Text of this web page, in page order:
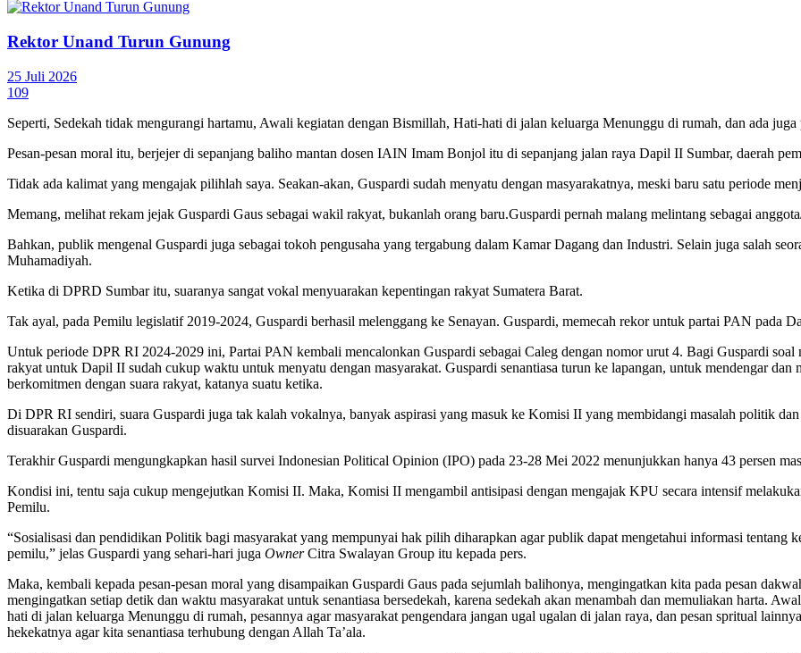
Rektor Unand Turun Gunung
25 Juli 2026
109
Seperti, Sedekah tidak mengurangi hartamu, Awali kegiatan dengan Bismillah, Hati-hati di jalan keluarga Menunggu di rumah, dan ada
Pesan-pesan moral itu, berjejer di sepanjang baliho mantan dosen IAIN Imam Bonjol itu di sepanjang jalan raya Dapil II Sumbar, daerah
Tidak ada kalimat yang mengajak pilihlah saya. Seakan-akan, Guspardi sudah menyatu dengan masyarakatnya, meski baru satu periode
Memang, melihat rekam jejak Guspardi Gaus sebagai wakil rakyat, bukanlah orang baru.Guspardi pernah malang melintang sebagai
Bahkan, publik mengenal Guspardi juga sebagai tokoh pengusaha yang tergabung dalam Kamar Dagang dan Industri. Selain juga salah
Muhamadiyah.
Ketika di DPRD Sumbar itu, suaranya sangat vokal menyuarakan kepentingan rakyat Sumatera Barat.
Tak ayal, pada Pemilu legislatif 2019-2024, Guspardi berhasil melenggang ke Senayan. Guspardi, memecah rekor untuk partai PAN pada
Untuk periode DPR RI 2024-2029 ini, Partai PAN kembali mencalonkan Guspardi sebagai Caleg dengan nomor urut 4. Bagi Guspardi
rakyat untuk Dapil II sudah cukup waktu untuk menyatu dengan masyarakat. Guspardi senantiasa turun ke lapangan, untuk mendengar dan
berkomitmen dengan suara rakyat, katanya suatu ketika.
Di DPR RI sendiri, suara Guspardi juga tak kalah vokalnya, banyak aspirasi yang masuk ke Komisi II yang membidangi masalah politik
disuarakan Guspardi.
Terakhir Guspardi mengungkapkan hasil survei Indonesian Political Opinion (IPO) pada 23-28 Mei 2022 menunjukkan hanya 43 persen
Kondisi ini, tentu saja cukup mengejutkan Komisi II. Maka, Komisi II mengambil antisipasi dengan mengajak KPU secara intensif
Pemilu.
“Sosialisasi dan pendidikan Politik bagi masyarakat yang mempunyai hak pilih diharapkan agar publik dapat mengetahui informasi tentang
pemilu,” jelas Guspardi yang sehari-hari juga OwnerCitra Swalayan Group itu kepada pers.
Maka, kembali kepada pesan-pesan moral yang disampaikan Guspardi Gaus pada sejumlah balihonya, mengingatkan kita pada pesan
mengingatkan setiap detik dan waktu masyarakat untuk senantiasa bersedekah, karena sedekah akan menambah dan memuliakan harta.
hati di jalan keluarga Menunggu di rumah, pesannya agar masyarakat pengendara jangan ugal ugalan di jalan raya, dan pesan spritual
hekekatnya agar kita senantiasa terhubung dengan Allah Ta’ala.